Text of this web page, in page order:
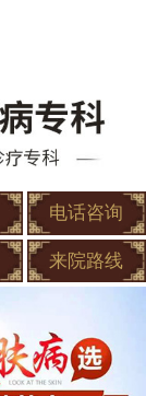
电话咨询
来院路线